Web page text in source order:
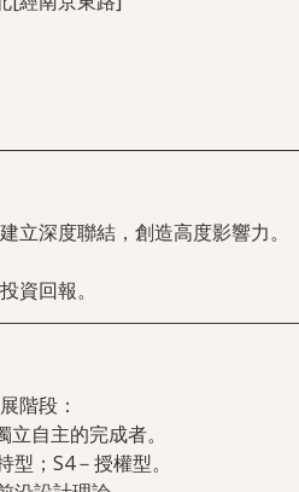
深度聯結，創造高度影響力。
資回報。
階段：
自主的完成者。
；S4－授權型。